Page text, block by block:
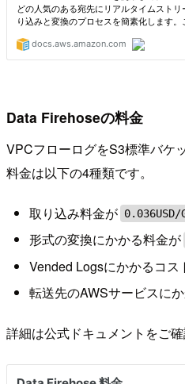
Data Firehoseの料金
VPCフローログをS3標準バケ
料金は以下の4種類です。
取り込み料金が 0.036USD/
形式の変換にかかる料金が
Vended Logsにかかるコス
転送先のAWSサービスに
詳細は公式ドキュメントをご確